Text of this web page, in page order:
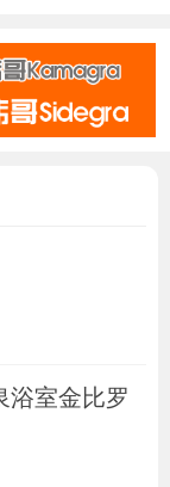
浴室金比罗